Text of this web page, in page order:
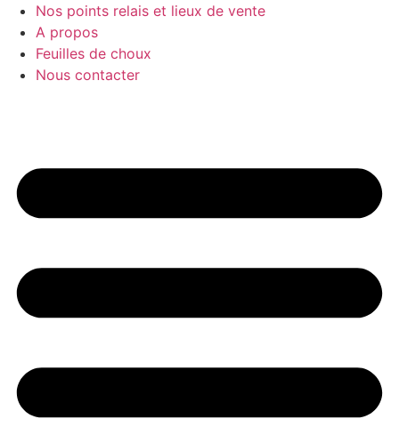
Nos points relais et lieux de vente
A propos
Feuilles de choux
Nous contacter